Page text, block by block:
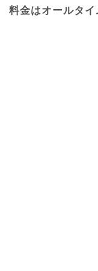
料金はオールタ